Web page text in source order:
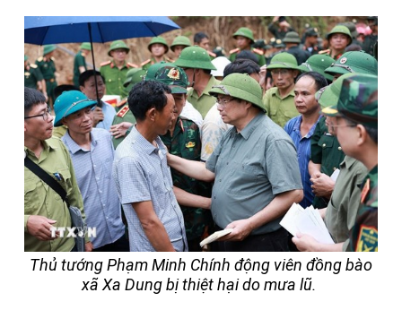
Thủ tướng Phạm Minh Chính động viên đồng bào
xã Xa Dung bị thiệt hại do mưa lũ.